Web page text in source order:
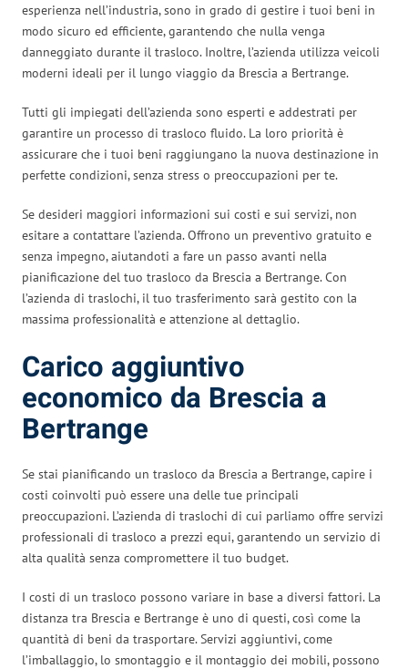
esperienza nell’industria, sono in grado di gestire i tuoi beni in
modo sicuro ed efficiente, garantendo che nulla venga
danneggiato durante il trasloco. Inoltre, l’azienda utilizza veicoli
moderni ideali per il lungo viaggio da Brescia a Bertrange.
Tutti gli impiegati dell’azienda sono esperti e addestrati per
garantire un processo di trasloco fluido. La loro priorità è
assicurare che i tuoi beni raggiungano la nuova destinazione in
perfette condizioni, senza stress o preoccupazioni per te.
Se desideri maggiori informazioni sui costi e sui servizi, non
esitare a contattare l’azienda. Offrono un preventivo gratuito e
senza impegno, aiutandoti a fare un passo avanti nella
pianificazione del tuo trasloco da Brescia a Bertrange. Con
l’azienda di traslochi, il tuo trasferimento sarà gestito con la
massima professionalità e attenzione al dettaglio.
Carico aggiuntivo
economico da Brescia a
Bertrange
Se stai pianificando un trasloco da Brescia a Bertrange, capire i
costi coinvolti può essere una delle tue principali
preoccupazioni. L’azienda di traslochi di cui parliamo offre servizi
professionali di trasloco a prezzi equi, garantendo un servizio di
alta qualità senza compromettere il tuo budget.
I costi di un trasloco possono variare in base a diversi fattori. La
distanza tra Brescia e Bertrange è uno di questi, così come la
quantità di beni da trasportare. Servizi aggiuntivi, come
l’imballaggio, lo smontaggio e il montaggio dei mobili, possono